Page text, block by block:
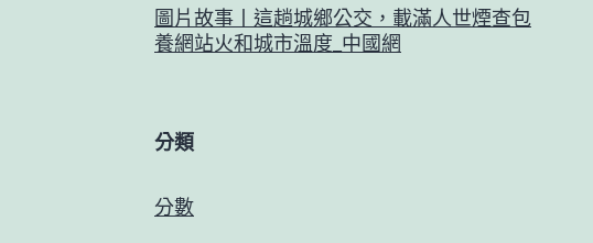
圖片故事丨這趟城鄉公交，載滿人世煙查包
養網站火和城市溫度_中國網
分類
分數